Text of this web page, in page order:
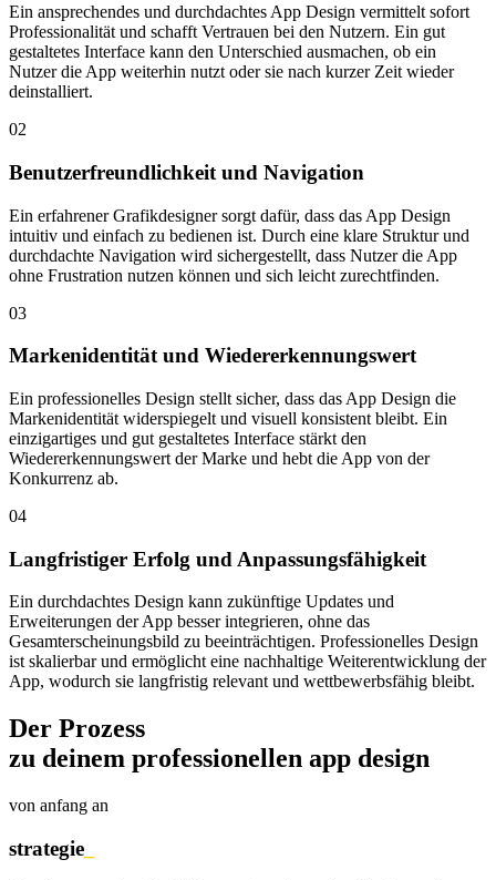
Ein ansprechendes und durchdachtes App Design vermittelt sofort
Professionalität und schafft Vertrauen bei den Nutzern. Ein gut
gestaltetes Interface kann den Unterschied ausmachen, ob ein
Nutzer die App weiterhin nutzt oder sie nach kurzer Zeit wieder
deinstalliert.
02
Benutzerfreundlichkeit und Navigation
Ein erfahrener Grafikdesigner sorgt dafür, dass das App Design
intuitiv und einfach zu bedienen ist. Durch eine klare Struktur und
durchdachte Navigation wird sichergestellt, dass Nutzer die App
ohne Frustration nutzen können und sich leicht zurechtfinden.
03
Markenidentität und Wiedererkennungswert
Ein professionelles Design stellt sicher, dass das App Design die
Markenidentität widerspiegelt und visuell konsistent bleibt. Ein
einzigartiges und gut gestaltetes Interface stärkt den
Wiedererkennungswert der Marke und hebt die App von der
Konkurrenz ab.
04
Langfristiger Erfolg und Anpassungsfähigkeit
Ein durchdachtes Design kann zukünftige Updates und
Erweiterungen der App besser integrieren, ohne das
Gesamterscheinungsbild zu beeinträchtigen. Professionelles Design
ist skalierbar und ermöglicht eine nachhaltige Weiterentwicklung der
App, wodurch sie langfristig relevant und wettbewerbsfähig bleibt.
Der Prozess
zu deinem professionellen app design
von anfang an
strategie